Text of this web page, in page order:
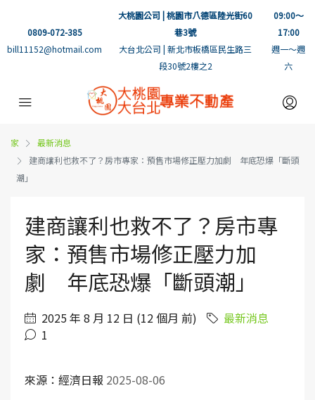
0809-072-385
bill11152@hotmail.com
大桃園公司 | 桃園市八德區陸光街60
巷3號
大台北公司 | 新北市板橋區民生路三
段30號2樓之2
09:00～
17:00
週一～週
六
家
最新消息
建商讓利也救不了？房市專家：預售市場修正壓力加劇 年底恐爆「斷頭
潮」
建商讓利也救不了？房市專
家：預售市場修正壓力加
劇 年底恐爆「斷頭潮」
2025 年 8 月 12 日 (12 個月 前)
最新消息
1
來源：經濟日報 2025-08-06